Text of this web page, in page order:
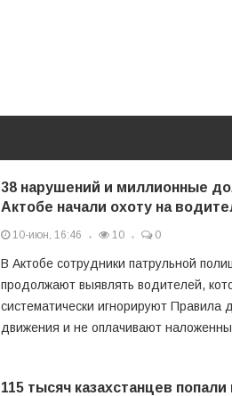
38 нарушений и миллионные
Актобе начали охоту на
10-июн, 16:46 10 0
В Актобе сотрудники патрульной
продолжают выявлять водителей,
систематически игнорируют Правила
движения и не оплачивают
115 тысяч казахстанцев попали